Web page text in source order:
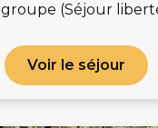
(Séjour
Voir le séjour